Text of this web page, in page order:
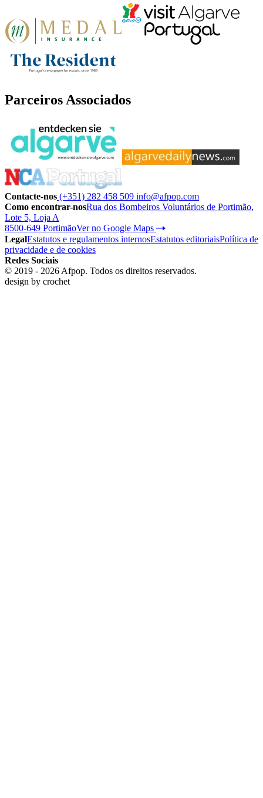
Parceiros Associados
Contacte-nos (+351) 282 458 509 info@afpop.com
Como encontrar-nosRua dos Bombeiros Voluntários de Portimão,
Lote 5, Loja A
8500-649 PortimãoVer no Google Maps
LegalEstatutos e regulamentos internosEstatutos editoriaisPolítica de
privacidade e de cookies
Redes Sociais
© 2019 - 2026 Afpop. Todos os direitos reservados.
design by crochet